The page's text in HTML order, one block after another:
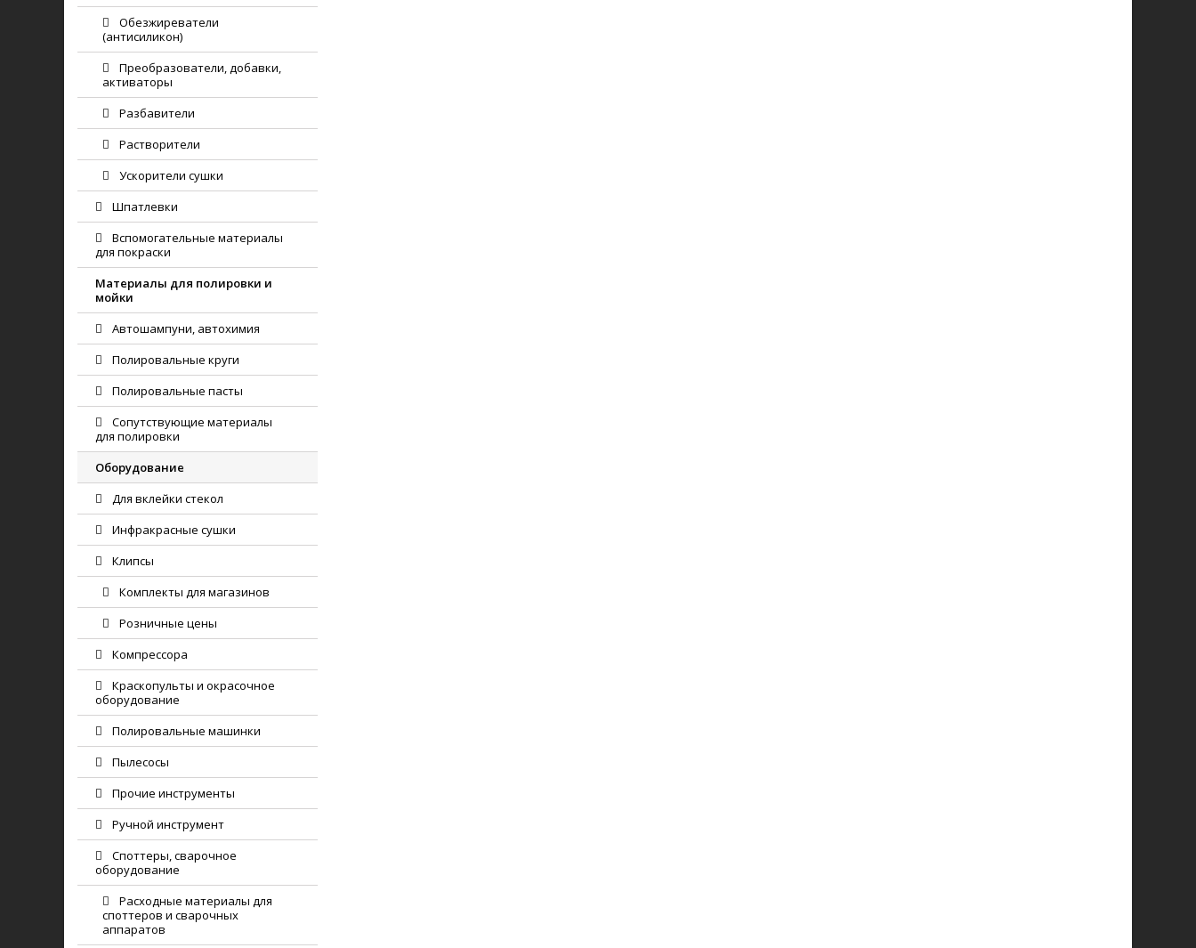
Обезжиреватели
(антисиликон)
Преобразователи, добавки,
активаторы
Разбавители
Растворители
Ускорители сушки
Шпатлевки
Вспомогательные материалы
для покраски
Материалы для полировки и
мойки
Автошампуни, автохимия
Полировальные круги
Полировальные пасты
Сопутствующие материалы
для полировки
Оборудование
Для вклейки стекол
Инфракрасные сушки
Клипсы
Комплекты для магазинов
Розничные цены
Компрессора
Краскопульты и окрасочное
оборудование
Полировальные машинки
Пылесосы
Прочие инструменты
Ручной инструмент
Споттеры, сварочное
оборудование
Расходные материалы для
споттеров и сварочных
аппаратов